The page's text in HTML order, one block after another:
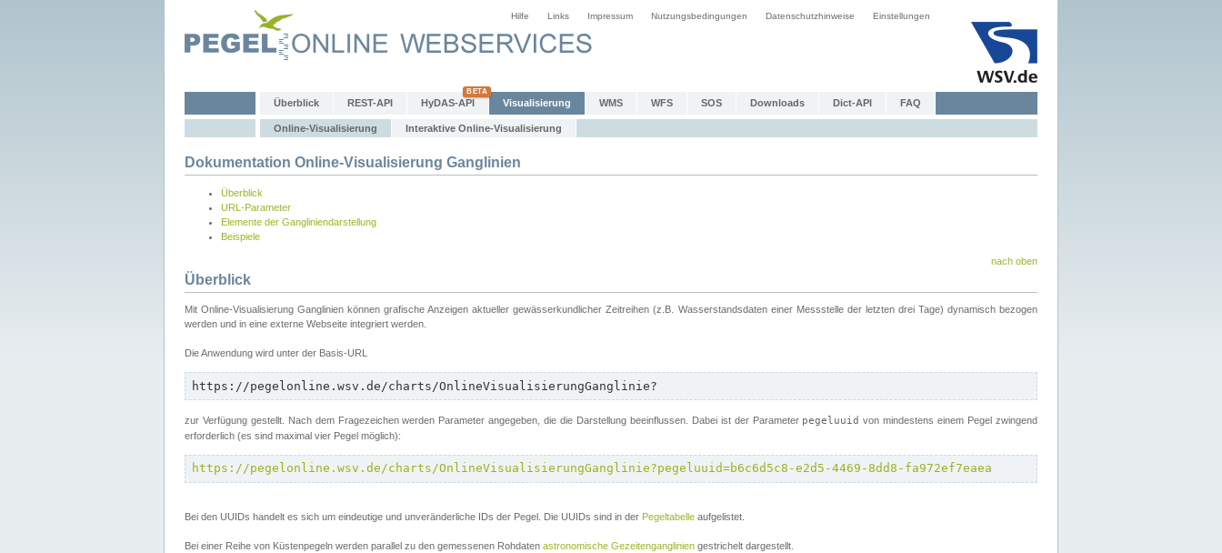
Hilfe Links Impressum Nutzungsbedingungen Datenschutzhinweise Einstellungen
Überblick REST-API HyDAS-API Visualisierung WMS WFS SOS Downloads Dict-API FAQ
Online-Visualisierung Interaktive Online-Visualisierung
Dokumentation Online-Visualisierung Ganglinien
Überblick
URL-Parameter
Elemente der Gangliniendarstellung
Beispiele
nach oben
Überblick
Mit Online-Visualisierung Ganglinien können grafische Anzeigen aktueller gewässerkundlicher Zeitreihen (z.B. Wasserstandsdaten einer Messstelle der letzten drei Tage) dynamisch bezogen
werden und in eine externe Webseite integriert werden.
Die Anwendung wird unter der Basis-URL
https://pegelonline.wsv.de/charts/OnlineVisualisierungGanglinie?
zur Verfügung gestellt. Nach dem Fragezeichen werden Parameter angegeben, die die Darstellung beeinflussen. Dabei ist der Parameter pegeluuid von mindestens einem Pegel zwingend
erforderlich (es sind maximal vier Pegel möglich):
https://pegelonline.wsv.de/charts/OnlineVisualisierungGanglinie?pegeluuid=b6c6d5c8-e2d5-4469-8dd8-fa972ef7eaea
Bei den UUIDs handelt es sich um eindeutige und unveränderliche IDs der Pegel. Die UUIDs sind in der Pegeltabelle aufgelistet.
Bei einer Reihe von Küstenpegeln werden parallel zu den gemessenen Rohdaten astronomische Gezeitenganglinien gestrichelt dargestellt.